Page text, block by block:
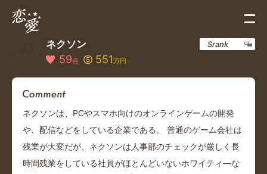
ネクソン
59点 551万円
Srank
ネクソンは、PCやスマホ向けのオンラインゲームの開発
や、配信などをしている企業である。 普通のゲーム会社は
残業が大変だが、ネクソンは人事部のチェックが厳しく長
時間残業をしている社員がほとんどいないホワイティ―な